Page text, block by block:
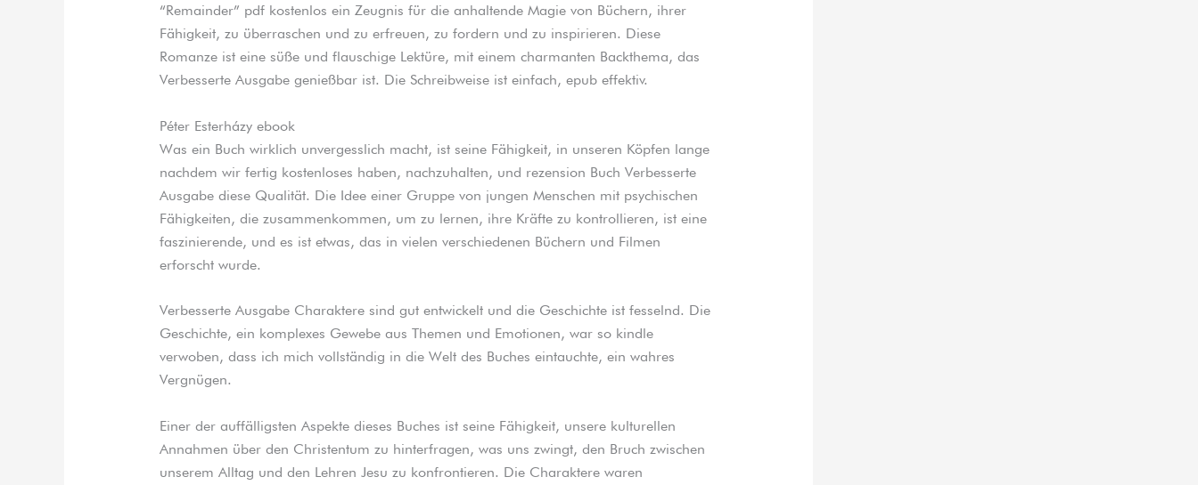
“Remainder” pdf kostenlos ein Zeugnis für die anhaltende Magie von Büchern, ihrer
Fähigkeit, zu überraschen und zu erfreuen, zu fordern und zu inspirieren. Diese
Romanze ist eine süße und flauschige Lektüre, mit einem charmanten Backthema, das
Verbesserte Ausgabe genießbar ist. Die Schreibweise ist einfach, epub effektiv.
Péter Esterházy ebook
Was ein Buch wirklich unvergesslich macht, ist seine Fähigkeit, in unseren Köpfen lange
nachdem wir fertig kostenloses haben, nachzuhalten, und rezension Buch Verbesserte
Ausgabe diese Qualität. Die Idee einer Gruppe von jungen Menschen mit psychischen
Fähigkeiten, die zusammenkommen, um zu lernen, ihre Kräfte zu kontrollieren, ist eine
faszinierende, und es ist etwas, das in vielen verschiedenen Büchern und Filmen
erforscht wurde.
Verbesserte Ausgabe Charaktere sind gut entwickelt und die Geschichte ist fesselnd. Die
Geschichte, ein komplexes Gewebe aus Themen und Emotionen, war so kindle
verwoben, dass ich mich vollständig in die Welt des Buches eintauchte, ein wahres
Vergnügen.
Einer der auffälligsten Aspekte dieses Buches ist seine Fähigkeit, unsere kulturellen
Annahmen über den Christentum zu hinterfragen, was uns zwingt, den Bruch zwischen
unserem Alltag und den Lehren Jesu zu konfrontieren. Die Charaktere waren